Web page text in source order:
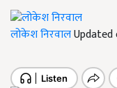
लोकेश निरवालUpdated